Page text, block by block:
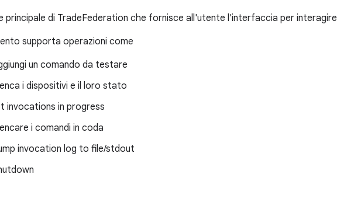
principale di TradeFederation che fornisce all'utente l'interfaccia per interagire
supporta operazioni come
un comando da testare
i dispositivi e il loro stato
invocations in progress
i comandi in coda
invocation log to file/stdout